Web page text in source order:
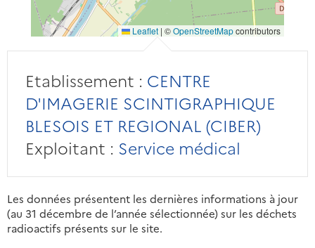
Leaflet | ©OpenStreetMapcontributors
Etablissement : CENTRE
D'IMAGERIE SCINTIGRAPHIQUE
BLESOIS ET REGIONAL (CIBER)
Exploitant : Service médical
Les données présentent les dernières informations à jour
(au 31 décembre de l’année sélectionnée) sur les déchets
radioactifs présents sur le site.